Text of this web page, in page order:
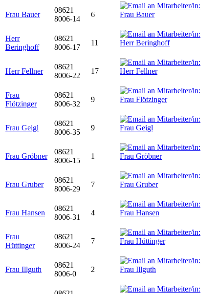
Frau Bauer
08621
8006-14
6
Herr
Beringhoff
08621
8006-17
11
Herr Fellner
08621
8006-22
17
Frau
Flötzinger
08621
8006-32
9
Frau Geigl
08621
8006-35
9
Frau Gröbner
08621
8006-15
1
Frau Gruber
08621
8006-29
7
Frau Hansen
08621
8006-31
4
Frau
Hüttinger
08621
8006-24
7
Frau Illguth
08621
8006-0
2